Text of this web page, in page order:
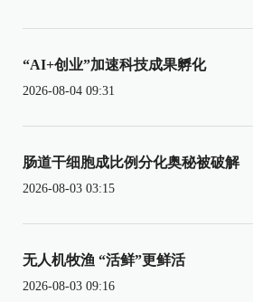
“AI+创业”加速科技成果孵化
2026-08-04 09:31
肠道干细胞成比例分化奥秘被破解
2026-08-03 03:15
无人机牧渔 “活鲜”更鲜活
2026-08-03 09:16